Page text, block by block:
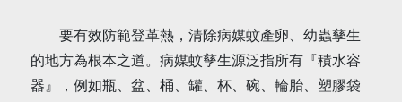
要有效防範登革熱，清除病媒蚊產卵、幼蟲孳生
的地方為根本之道。病媒蚊孳生源泛指所有『積水容
器』，例如瓶、盆、桶、罐、杯、碗、輪胎、塑膠袋